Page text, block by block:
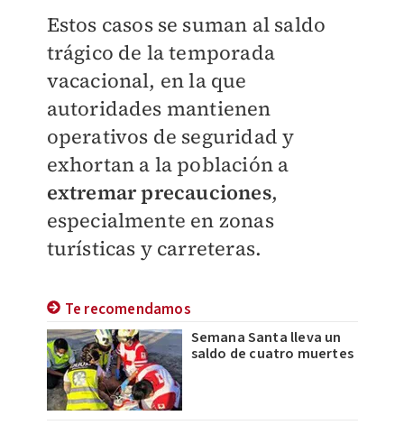
Estos casos se suman al saldo
trágico de la temporada
vacacional, en la que
autoridades mantienen
operativos de seguridad y
exhortan a la población a
extremarprecauciones,
especialmente en zonas
turísticas y carreteras.
Te recomendamos
Semana Santa lleva un
saldo de cuatro muertes